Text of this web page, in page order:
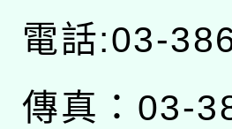
電話:03-
傳真：03-